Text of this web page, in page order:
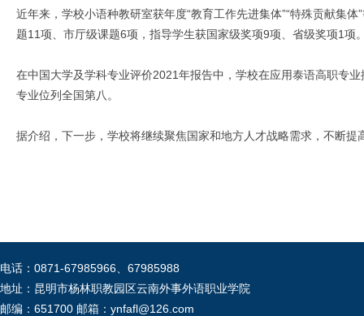
近年来，学校小语种教研室获年度“教育工作先进集体”“特殊贡献集
题11项、市厅级课题6项，指导学生获国家级奖项9项、省级奖项1项
在中国大学及学科专业评价2021年报告中，学校在应用泰语高职专
专业位列全国第八。
据介绍，下一步，学校将继续聚焦国家和地方人才战略需求，不断
电话：0871-67985966、67985988
地址：昆明市杨林职教园区云南外事外语职业学院
邮编：651700 邮箱：ynfafl@126.com